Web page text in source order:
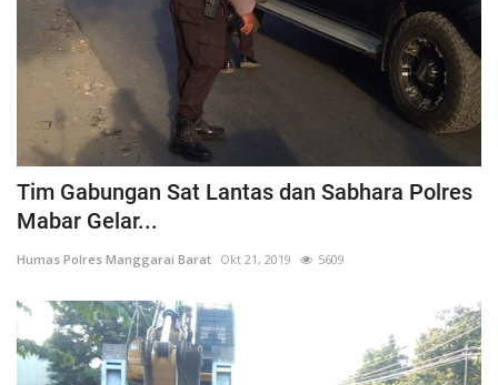
Reskrim
Lantas
Polisi Kita
Mitra Polisi
Giat Ops
Tim Gabungan Sat Lantas dan Sabhara Polres
Mabar Gelar...
Humas Polres Manggarai Barat Okt 21, 2019 5609